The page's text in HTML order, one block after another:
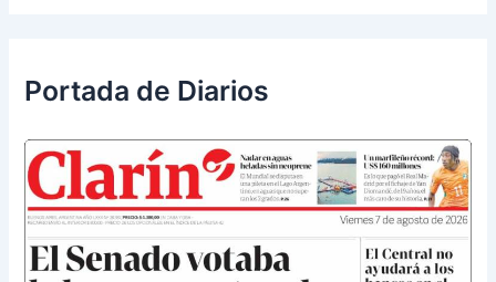
Portada de Diarios